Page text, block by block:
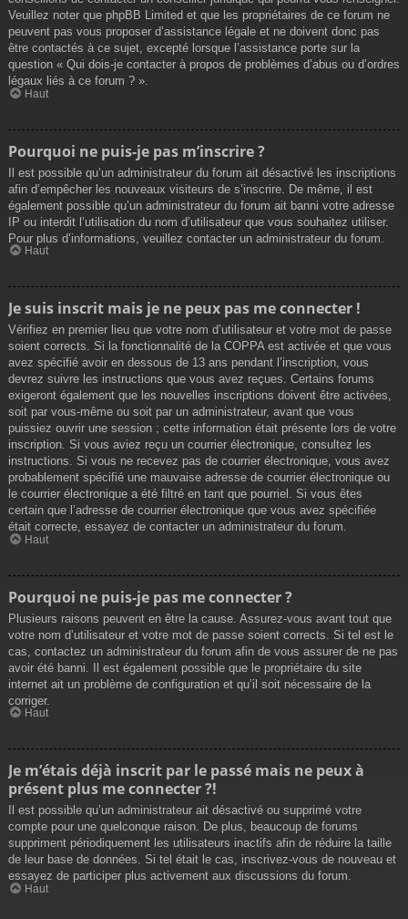
Veuillez noter que phpBB Limited et que les propriétaires de ce forum ne
peuvent pas vous proposer d’assistance légale et ne doivent donc pas
être contactés à ce sujet, excepté lorsque l’assistance porte sur la
question « Qui dois-je contacter à propos de problèmes d’abus ou d’ordres
légaux liés à ce forum ? ».
Haut
Pourquoi ne puis-je pas m’inscrire ?
Il est possible qu’un administrateur du forum ait désactivé les inscriptions
afin d’empêcher les nouveaux visiteurs de s’inscrire. De même, il est
également possible qu’un administrateur du forum ait banni votre adresse
IP ou interdit l’utilisation du nom d’utilisateur que vous souhaitez utiliser.
Pour plus d’informations, veuillez contacter un administrateur du forum.
Haut
Je suis inscrit mais je ne peux pas me connecter !
Vérifiez en premier lieu que votre nom d’utilisateur et votre mot de passe
soient corrects. Si la fonctionnalité de la COPPA est activée et que vous
avez spécifié avoir en dessous de 13 ans pendant l’inscription, vous
devrez suivre les instructions que vous avez reçues. Certains forums
exigeront également que les nouvelles inscriptions doivent être activées,
soit par vous-même ou soit par un administrateur, avant que vous
puissiez ouvrir une session ; cette information était présente lors de votre
inscription. Si vous aviez reçu un courrier électronique, consultez les
instructions. Si vous ne recevez pas de courrier électronique, vous avez
probablement spécifié une mauvaise adresse de courrier électronique ou
le courrier électronique a été filtré en tant que pourriel. Si vous êtes
certain que l’adresse de courrier électronique que vous avez spécifiée
était correcte, essayez de contacter un administrateur du forum.
Haut
Pourquoi ne puis-je pas me connecter ?
Plusieurs raisons peuvent en être la cause. Assurez-vous avant tout que
votre nom d’utilisateur et votre mot de passe soient corrects. Si tel est le
cas, contactez un administrateur du forum afin de vous assurer de ne pas
avoir été banni. Il est également possible que le propriétaire du site
internet ait un problème de configuration et qu’il soit nécessaire de la
corriger.
Haut
Je m’étais déjà inscrit par le passé mais ne peux à
présent plus me connecter ?!
Il est possible qu’un administrateur ait désactivé ou supprimé votre
compte pour une quelconque raison. De plus, beaucoup de forums
suppriment périodiquement les utilisateurs inactifs afin de réduire la taille
de leur base de données. Si tel était le cas, inscrivez-vous de nouveau et
essayez de participer plus activement aux discussions du forum.
Haut